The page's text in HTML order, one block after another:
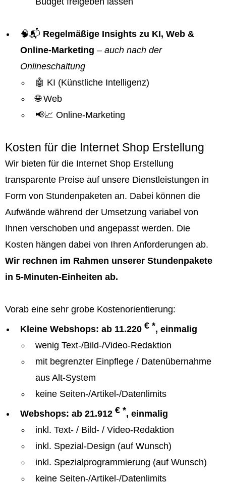
🧠📬 Regelmäßige Insights zu KI, Web &
Online-Marketing – auch nach der
Onlineschaltung
🤖 KI (Künstliche Intelligenz)
🌐 Web
📢📈 Online-Marketing
Kosten für die Internet Shop Erstellung
Wir bieten für die Internet Shop Erstellung
transparente Preise auf unsere Dienstleistungen in
Form von Stundenpaketen an. Dabei können die
Aufwände während der Umsetzung variabel von
Ihnen verschoben und angepasst werden. Die
Kosten hängen dabei von Ihren Anforderungen ab.
Wir rechnen im Rahmen unserer Stundenpakete
in 5-Minuten-Einheiten ab.
Vorab eine sehr grobe Kostenorientierung:
Kleine Webshops: ab 11.220 € *, einmalig
wenig Text-/Bild-/Video-Redaktion
mit begrenzter Einpflege / Datenübernahme
aus Alt-System
keine Seiten-/Artikel-/Datenlimits
Webshops: ab 21.912 € *, einmalig
inkl. Text- / Bild- / Video-Redaktion
inkl. Spezial-Design (auf Wunsch)
inkl. Spezialprogrammierung (auf Wunsch)
keine Seiten-/Artikel-/Datenlimits